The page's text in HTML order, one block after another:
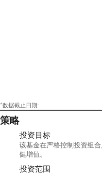
*数据截止日期:
策略
投资目标
该基金在严格控制投资组
健增值。
投资范围